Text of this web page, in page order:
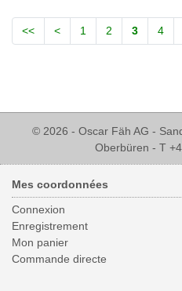
<< < 1 2 3 4
© 2026 - Oscar Fäh AG -
Oberbüren - T
Mes coordonnées
Connexion
Enregistrement
Mon panier
Commande directe